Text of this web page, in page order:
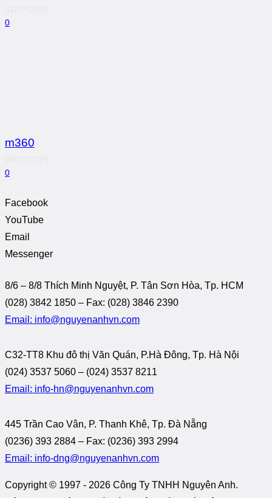
0
m360
0
Facebook
YouTube
Email
Messenger
8/6 – 8/8 Thích Minh Nguyệt, P. Tân Sơn Hòa, Tp. HCM
(028) 3842 1850 – Fax: (028) 3846 2390
Email: info@nguyenanhvn.com
C32-TT8 Khu đô thị Văn Quán, P.Hà Đông, Tp. Hà Nội
(024) 3537 5060 – (024) 3537 8211
Email: info-hn@nguyenanhvn.com
445 Trần Cao Vân, P. Thanh Khê, Tp. Đà Nẵng
(0236) 393 2884 – Fax: (0236) 393 2994
Email: info-dng@nguyenanhvn.com
Copyright © 1997 - 2026 Công Ty TNHH Nguyên Anh.